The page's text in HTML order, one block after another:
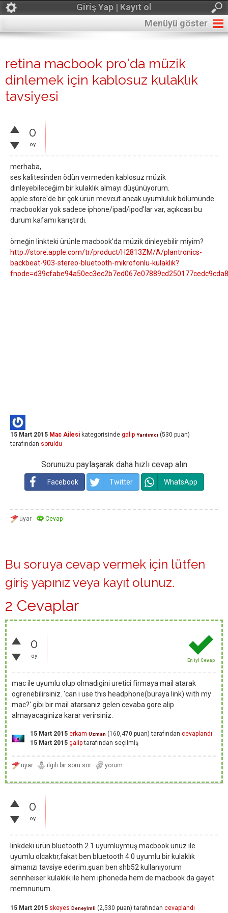
Giriş Yap | Kayıt ol
Menüyü göster
retina macbook pro'da müzik
dinlemek için kablosuz kulaklık
tavsiyesi
0
oy
merhaba,
ses kalitesinden ödün vermeden kablosuz müzik
dinleyebileceğim bir kulaklık almayı düşünüyorum.
apple store'de bir çok ürün mevcut ancak uyumluluk bölümünde
macbooklar yok sadece iphone/ipad/ipod'lar var, açıkcası bu
durum kafamı karıştırdı.
örneğin linkteki ürünle macbook'da müzik dinleyebilir miyim?
http://store.apple.com/tr/product/H2813ZM/A/plantronics-
backbeat-903-stereo-bluetooth-mikrofonlu-kulaklık?
15 Mart 2015 Mac Ailesi kategorisinde galip Yardımcı (530 puan)
tarafından soruldu
Sorunuzu paylaşarak daha hızlı cevap alın
Facebook Twitter WhatsApp
Bu soruya cevap vermek için lütfen
giriş yapınız veya kayıt olunuz.
2 Cevaplar
0
oy
En İyi Cevap
mac ile uyumlu olup olmadigini uretici firmaya mail atarak
ogrenebilirsiniz. 'can i use this headphone(buraya link) with my
mac?' gibi bir mail atarsaniz gelen cevaba gore alip
almayacaginiza karar verirsiniz.
15 Mart 2015 erkam Uzman (160,470 puan) tarafından cevaplandı
15 Mart 2015 galiptarafından seçilmiş
0
oy
linkdeki ürün bluetooth 2.1 uyumluymuş macbook unuz ile
uyumlu olcaktır,fakat ben bluetooth 4.0 uyumlu bir kulaklık
almanızı tavsiye ederim.şuan ben shb52 kullanıyorum
sennheiser kulaklık ile hem iphoneda hem de macbook da gayet
memnunum.
15 Mart 2015 skeyes Deneyimli (2,530 puan) tarafından cevaplandı